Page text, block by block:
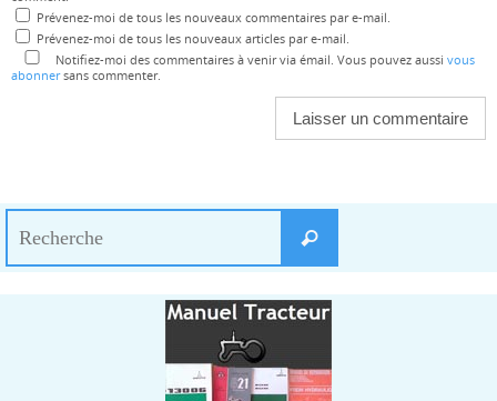
Prévenez-moi de tous les nouveaux commentaires par e-mail.
Prévenez-moi de tous les nouveaux articles par e-mail.
Notifiez-moi des commentaires à venir via émail. Vous pouvez aussi vous
abonnersans commenter.
Recherche